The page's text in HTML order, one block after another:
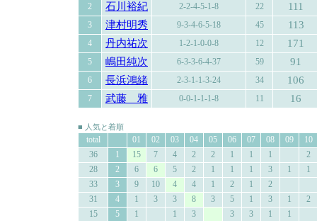
2 石川裕紀 2-2-4-5-1-8 22 111
3 津村明秀 9-3-4-6-5-18 45 113
4 丹内祐次 1-2-1-0-0-8 12 171
5 嶋田純次 6-3-3-6-4-37 59 91
6 長浜鴻緒 2-3-1-1-3-24 34 106
7 武藤 雅 0-0-1-1-1-8 11 16
■ 人気と着順
total 01 02 03 04 05 06 07 08 09
10
36
1 15 7 4 2 2 1 1 1
2
28
2 6 6 5 2 1 1 1 3 1
1
33
3 9 10 4 4 1 2 1
2
31
4 1 3 3 8 3 5 1 3 1
2
15
5 1 1 3 3 3 1
1